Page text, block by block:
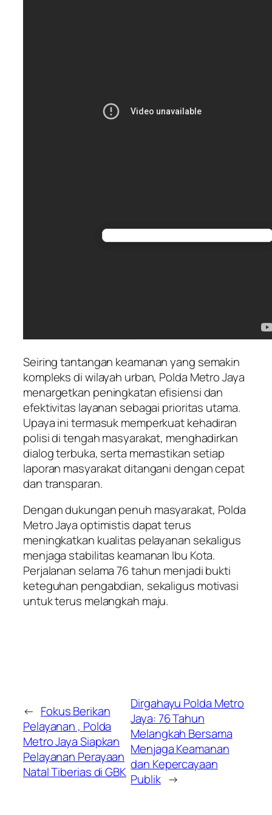
Seiring tantangan keamanan yang semakin
kompleks di wilayah urban, Polda Metro Jaya
menargetkan peningkatan efisiensi dan
efektivitas layanan sebagai prioritas utama.
Upaya ini termasuk memperkuat kehadiran
polisi di tengah masyarakat, menghadirkan
dialog terbuka, serta memastikan setiap
laporan masyarakat ditangani dengan cepat
dan transparan.
Dengan dukungan penuh masyarakat, Polda
Metro Jaya optimistis dapat terus
meningkatkan kualitas pelayanan sekaligus
menjaga stabilitas keamanan Ibu Kota.
Perjalanan selama 76 tahun menjadi bukti
keteguhan pengabdian, sekaligus motivasi
untuk terus melangkah maju.
← Fokus Berikan
Pelayanan , Polda
Metro Jaya Siapkan
Pelayanan Perayaan
Natal Tiberias di GBK
Dirgahayu Polda Metro
Jaya: 76 Tahun
Melangkah Bersama
Menjaga Keamanan
dan Kepercayaan
Publik →